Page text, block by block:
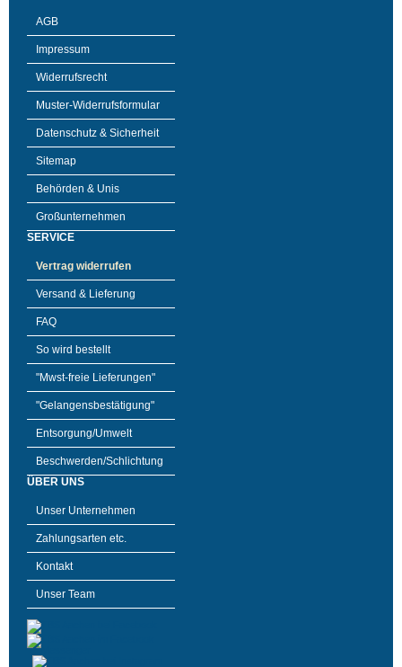
AGB
Impressum
Widerrufsrecht
Muster-Widerrufsformular
Datenschutz & Sicherheit
Sitemap
Behörden & Unis
Großunternehmen
SERVICE
Vertrag widerrufen
Versand & Lieferung
FAQ
So wird bestellt
"Mwst-freie Lieferungen"
"Gelangensbestätigung"
Entsorgung/Umwelt
Beschwerden/Schlichtung
ÜBER UNS
Unser Unternehmen
Zahlungsarten etc.
Kontakt
Unser Team